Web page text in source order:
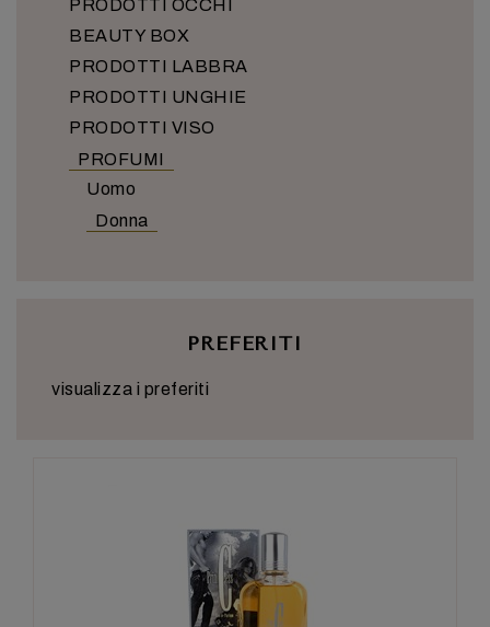
PRODOTTI OCCHI
BEAUTY BOX
PRODOTTI LABBRA
PRODOTTI UNGHIE
PRODOTTI VISO
PROFUMI
Uomo
Donna
PREFERITI
visualizza i preferiti